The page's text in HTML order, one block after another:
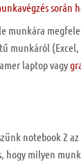
során
munkára
munkáról (Excel,
laptop vagy
notebook 2
hogy milyen